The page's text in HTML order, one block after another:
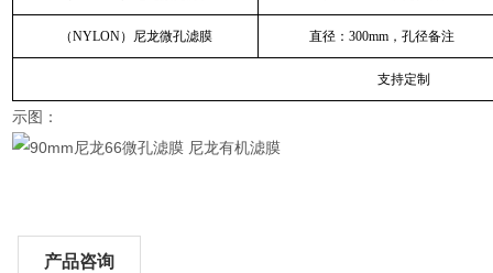
（NYLON）尼龙微孔滤膜 直径：300mm，孔径备注
支持定制
示图：
产品咨询